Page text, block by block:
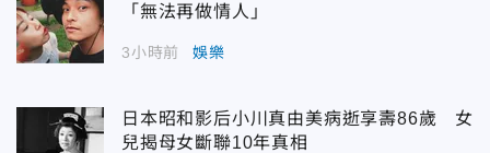
「無法再做情人」
3小時前 娛樂
日本昭和影后小川真由美病逝享壽86歲 女
兒揭母女斷聯10年真相